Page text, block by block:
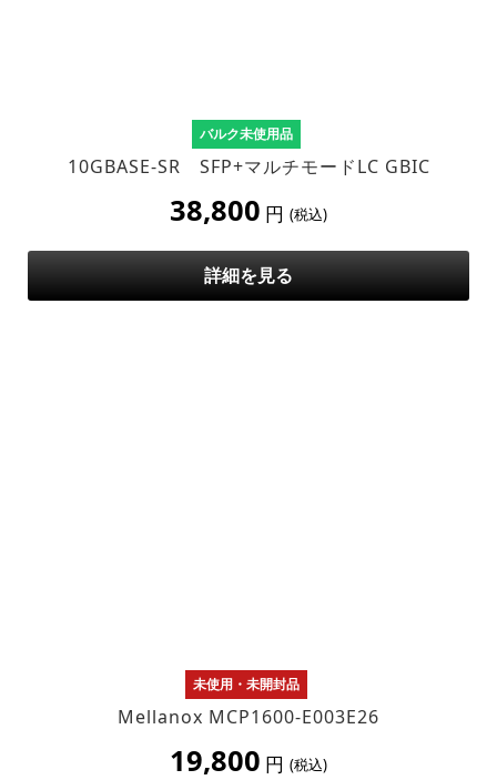
バルク未使用品
10GBASE-SR SFP+マルチモードLC GBIC
38,800 円 (税込)
詳細を見る
未使用・未開封品
Mellanox MCP1600-E003E26
19,800 円 (税込)